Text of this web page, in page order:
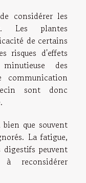
considérer les
Les plantes
de certains
risques d'effets
des
sont donc
bien que souvent
La fatigue,
peuvent
reconsidérer